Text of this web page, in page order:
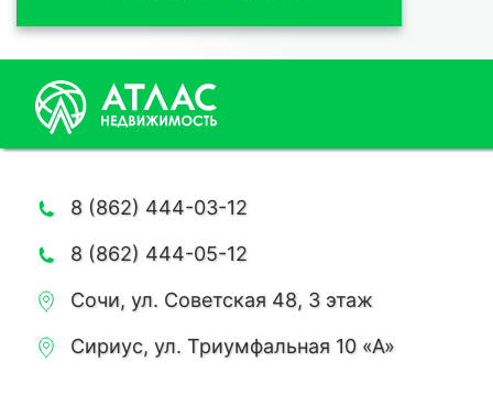
8 (862) 444-03-12
8 (862) 444-05-12
Сочи, ул. Советская 48, 3 этаж
Сириус, ул. Триумфальная 10 «А»